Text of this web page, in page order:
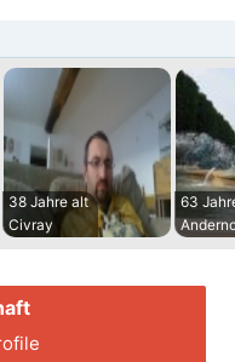
38 Jahre alt
Civray
63